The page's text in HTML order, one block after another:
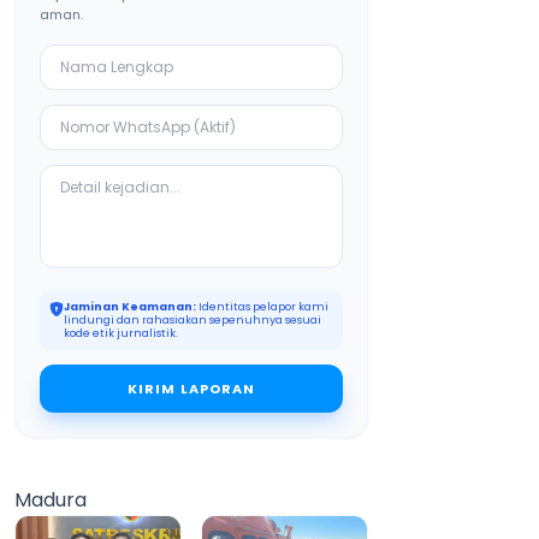
aman.
Jaminan Keamanan: Identitas pelapor kami
lindungi dan rahasiakan sepenuhnya sesuai
kode etik jurnalistik.
KIRIM LAPORAN
Madura